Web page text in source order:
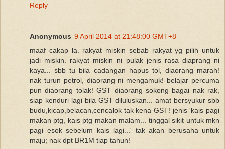
Reply
Anonymous 9 April 2014 at 21:48:00 GMT+8
maaf cakap la. rakyat miskin sebab rakyat yg pilih untuk
jadi miskin. rakyat miskin ni pulak jenis rasa diaprang ni
kaya... sbb tu bila cadangan hapus tol, diaorang marah!
nak turun petrol, diaorang ni mengamuk! belajar percuma
pun diaorang tolak! GST diaorang sokong bagai nak rak,
siap kenduri lagi bila GST diluluskan... amat bersyukur sbb
budu,kicap,belacan,cencalok tak kena GST! jenis 'kais pagi
makan ptg, kais ptg makan malam... tinggal sikit untuk mkn
pagi esok sebelum kais lagi...' tak akan berusaha untuk
maju; nak dpt BR1M tiap tahun!